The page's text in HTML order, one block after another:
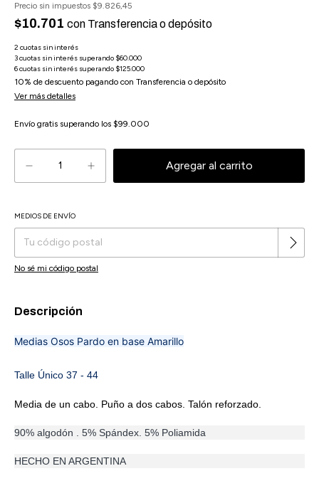
Precio sin impuestos $9.826,45
$10.701 con Transferencia o depósito
10% de descuento pagando con Transferencia o depósito
Ver más detalles
Envío gratis superando los $99.000
Entregas para el CP:
MEDIOS DE ENVÍO
No sé mi código postal
Descripción
Medias Osos Pardo en base Amarillo
Talle Único 37 - 44
Media de un cabo. Puño a dos cabos. Talón reforzado.
90% algodón . 5% Spándex. 5% Poliamida
HECHO EN ARGENTINA